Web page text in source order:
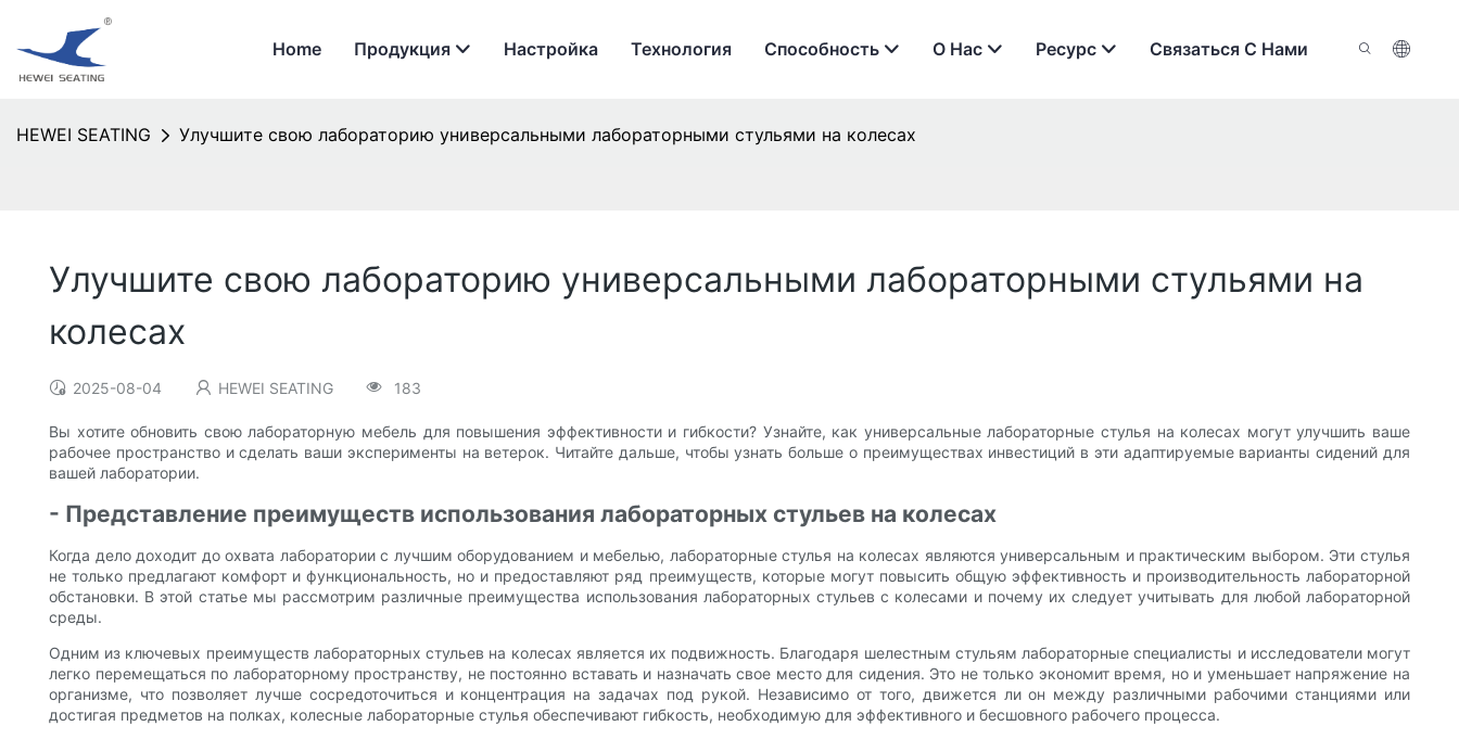
Home Продукция Настройка Технология Способность О Нас Ресурс Связаться С Нами
HEWEI SEATING Улучшите свою лабораторию универсальными лабораторными стульями на колесах
Улучшите свою лабораторию универсальными лабораторными стульями на
колесах
2025-08-04 HEWEI SEATING 183
Вы хотите обновить свою лабораторную мебель для повышения эффективности и гибкости? Узнайте, как универсальные лабораторные стулья на колесах могут улучшить ваше
рабочее пространство и сделать ваши эксперименты на ветерок. Читайте дальше, чтобы узнать больше о преимуществах инвестиций в эти адаптируемые варианты сидений для
вашей лаборатории.
- Представление преимуществ использования лабораторных стульев на колесах
Когда дело доходит до охвата лаборатории с лучшим оборудованием и мебелью, лабораторные стулья на колесах являются универсальным и практическим выбором. Эти стулья
не только предлагают комфорт и функциональность, но и предоставляют ряд преимуществ, которые могут повысить общую эффективность и производительность лабораторной
обстановки. В этой статье мы рассмотрим различные преимущества использования лабораторных стульев с колесами и почему их следует учитывать для любой лабораторной
среды.
Одним из ключевых преимуществ лабораторных стульев на колесах является их подвижность. Благодаря шелестным стульям лабораторные специалисты и исследователи могут
легко перемещаться по лабораторному пространству, не постоянно вставать и назначать свое место для сидения. Это не только экономит время, но и уменьшает напряжение на
организме, что позволяет лучше сосредоточиться и концентрация на задачах под рукой. Независимо от того, движется ли он между различными рабочими станциями или
достигая предметов на полках, колесные лабораторные стулья обеспечивают гибкость, необходимую для эффективного и бесшовного рабочего процесса.